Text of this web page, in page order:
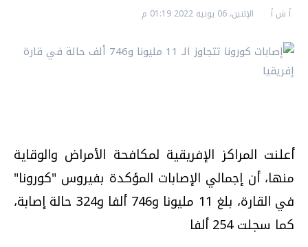
أ ش أ الإثنين، 06 يونيه 2022 01:19 م
أعلنت المراكز الإفريقية لمكافحة الأمراض والوقاية
منها، أن إجمالي الإصابات المؤكدة بفيروس "كورونا"
في القارة، بلغ 11 مليونا و746 ألفا و324 حالة إصابة،
كما سجلت 254 ألفا